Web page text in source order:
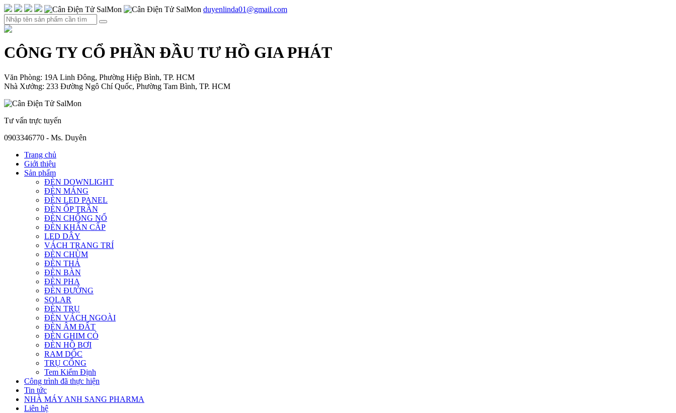
duyenlinda01@gmail.com
CÔNG TY CỔ PHẦN ĐẦU TƯ HỒ GIA PHÁT
Văn Phòng: 19A Linh Đông, Phường Hiệp Bình, TP. HCM
Nhà Xưởng: 233 Đường Ngô Chí Quốc, Phường Tam Bình, TP. HCM
Tư vấn trực tuyến
0903346770 - Ms. Duyên
Trang chủ
Giới thiệu
Sản phẩm
ĐÈN DOWNLIGHT
ĐÈN MÁNG
ĐÈN LED PANEL
ĐÈN ỐP TRẦN
ĐÈN CHỐNG NỔ
ĐÈN KHẨN CẤP
LED DÂY
VÁCH TRANG TRÍ
ĐÈN CHÙM
ĐÈN THẢ
ĐÈN BÀN
ĐÈN PHA
ĐÈN ĐƯỜNG
SOLAR
ĐÈN TRỤ
ĐÈN VÁCH NGOÀI
ĐÈN ÂM ĐẤT
ĐÈN GHIM CỎ
ĐÈN HỒ BƠI
RAM DỐC
TRỤ CỔNG
Tem Kiểm Định
Công trình đã thực hiện
Tin tức
NHÀ MÁY ANH SANG PHARMA
Liên hệ